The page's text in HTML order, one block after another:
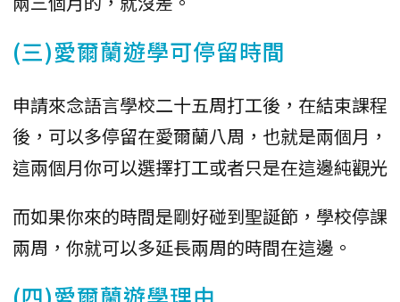
(三)愛爾蘭遊學可停留時間
申請來念語言學校二十五周打工後，在結束課程
後，可以多停留在愛爾蘭八周，也就是兩個月，
這兩個月你可以選擇打工或者只是在這邊純觀光
而如果你來的時間是剛好碰到聖誕節，學校停課
兩周，你就可以多延長兩周的時間在這邊。